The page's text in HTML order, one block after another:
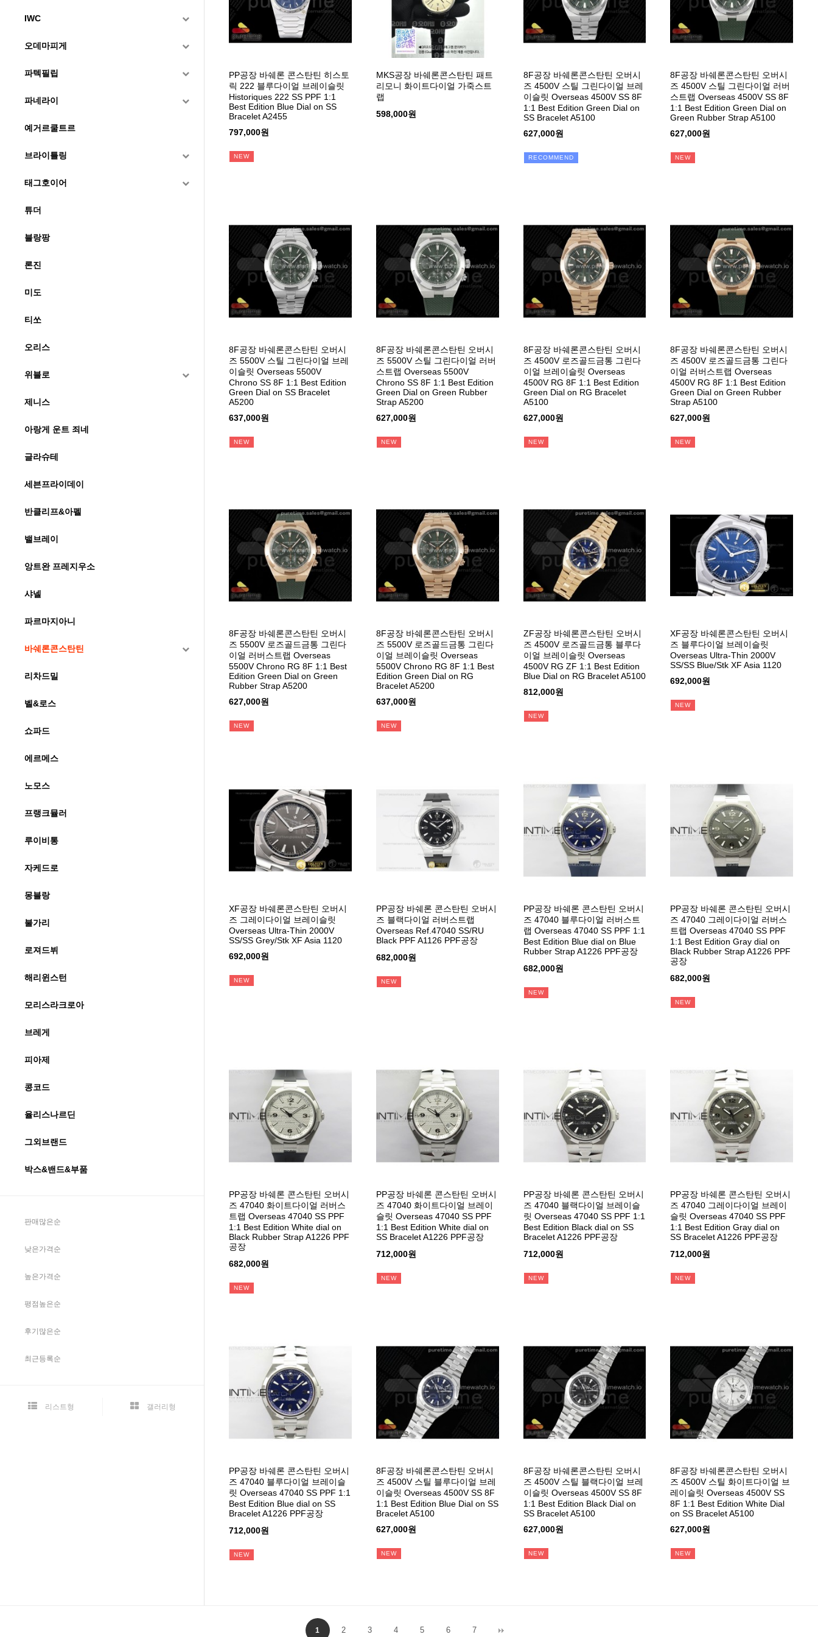
IWC
오데마피게
파텍필립
파네라이
예거르쿨트르
브라이틀링
태그호이어
튜더
블랑팡
론진
미도
티쏘
오리스
위블로
제니스
아랑게 운트 죄네
글라슈테
세븐프라이데이
반클리프&아펠
밸브레이
앙트완 프레지우소
샤넬
파르마지아니
바쉐론콘스탄틴
리차드밀
벨&로스
쇼파드
에르메스
노모스
프랭크뮬러
루이비통
자케드로
몽블랑
불가리
로져드뷔
해리윈스턴
모리스라크로아
브레게
피아제
콩코드
율리스나르딘
그외브랜드
박스&밴드&부품
판매많은순
낮은가격순
높은가격순
평점높은순
후기많은순
최근등록순
리스트형 갤러리형
PP공장 바쉐론 콘스탄틴 히스토
릭 222 블루다이얼 브레이슬릿
Historiques 222 SS PPF 1:1
Best Edition Blue Dial on SS
Bracelet A2455
797,000원
NEW
MKS공장 바쉐론콘스탄틴 패트
리모니 화이트다이얼 가죽스트
랩
598,000원
8F공장 바쉐론콘스탄틴 오버시
즈 4500V 스틸 그린다이얼 브레
이슬릿 Overseas 4500V SS 8F
1:1 Best Edition Green Dial on
SS Bracelet A5100
627,000원
RECOMMEND
8F공장 바쉐론콘스탄틴 오버시
즈 4500V 스틸 그린다이얼 러버
스트랩 Overseas 4500V SS 8F
1:1 Best Edition Green Dial on
Green Rubber Strap A5100
627,000원
NEW
8F공장 바쉐론콘스탄틴 오버시
즈 5500V 스틸 그린다이얼 브레
이슬릿 Overseas 5500V
Chrono SS 8F 1:1 Best Edition
Green Dial on SS Bracelet
A5200
637,000원
NEW
8F공장 바쉐론콘스탄틴 오버시
즈 5500V 스틸 그린다이얼 러버
스트랩 Overseas 5500V
Chrono SS 8F 1:1 Best Edition
Green Dial on Green Rubber
Strap A5200
627,000원
NEW
8F공장 바쉐론콘스탄틴 오버시
즈 4500V 로즈골드금통 그린다
이얼 브레이슬릿 Overseas
4500V RG 8F 1:1 Best Edition
Green Dial on RG Bracelet
A5100
627,000원
NEW
8F공장 바쉐론콘스탄틴 오버시
즈 4500V 로즈골드금통 그린다
이얼 러버스트랩 Overseas
4500V RG 8F 1:1 Best Edition
Green Dial on Green Rubber
Strap A5100
627,000원
NEW
8F공장 바쉐론콘스탄틴 오버시
즈 5500V 로즈골드금통 그린다
이얼 러버스트랩 Overseas
5500V Chrono RG 8F 1:1 Best
Edition Green Dial on Green
Rubber Strap A5200
627,000원
NEW
8F공장 바쉐론콘스탄틴 오버시
즈 5500V 로즈골드금통 그린다
이얼 브레이슬릿 Overseas
5500V Chrono RG 8F 1:1 Best
Edition Green Dial on RG
Bracelet A5200
637,000원
NEW
ZF공장 바쉐론콘스탄틴 오버시
즈 4500V 로즈골드금통 블루다
이얼 브레이슬릿 Overseas
4500V RG ZF 1:1 Best Edition
Blue Dial on RG Bracelet A5100
812,000원
NEW
XF공장 바쉐론콘스탄틴 오버시
즈 블루다이얼 브레이슬릿
Overseas Ultra-Thin 2000V
SS/SS Blue/Stk XF Asia 1120
692,000원
NEW
XF공장 바쉐론콘스탄틴 오버시
즈 그레이다이얼 브레이슬릿
Overseas Ultra-Thin 2000V
SS/SS Grey/Stk XF Asia 1120
692,000원
NEW
PP공장 바쉐론 콘스탄틴 오버시
즈 블랙다이얼 러버스트랩
Overseas Ref.47040 SS/RU
Black PPF A1126 PPF공장
682,000원
NEW
PP공장 바쉐론 콘스탄틴 오버시
즈 47040 블루다이얼 러버스트
랩 Overseas 47040 SS PPF 1:1
Best Edition Blue dial on Blue
Rubber Strap A1226 PPF공장
682,000원
NEW
PP공장 바쉐론 콘스탄틴 오버시
즈 47040 그레이다이얼 러버스
트랩 Overseas 47040 SS PPF
1:1 Best Edition Gray dial on
Black Rubber Strap A1226 PPF
공장
682,000원
NEW
PP공장 바쉐론 콘스탄틴 오버시
즈 47040 화이트다이얼 러버스
트랩 Overseas 47040 SS PPF
1:1 Best Edition White dial on
Black Rubber Strap A1226 PPF
공장
682,000원
NEW
PP공장 바쉐론 콘스탄틴 오버시
즈 47040 화이트다이얼 브레이
슬릿 Overseas 47040 SS PPF
1:1 Best Edition White dial on
SS Bracelet A1226 PPF공장
712,000원
NEW
PP공장 바쉐론 콘스탄틴 오버시
즈 47040 블랙다이얼 브레이슬
릿 Overseas 47040 SS PPF 1:1
Best Edition Black dial on SS
Bracelet A1226 PPF공장
712,000원
NEW
PP공장 바쉐론 콘스탄틴 오버시
즈 47040 그레이다이얼 브레이
슬릿 Overseas 47040 SS PPF
1:1 Best Edition Gray dial on
SS Bracelet A1226 PPF공장
712,000원
NEW
PP공장 바쉐론 콘스탄틴 오버시
즈 47040 블루다이얼 브레이슬
릿 Overseas 47040 SS PPF 1:1
Best Edition Blue dial on SS
Bracelet A1226 PPF공장
712,000원
NEW
8F공장 바쉐론콘스탄틴 오버시
즈 4500V 스틸 블루다이얼 브레
이슬릿 Overseas 4500V SS 8F
1:1 Best Edition Blue Dial on SS
Bracelet A5100
627,000원
NEW
8F공장 바쉐론콘스탄틴 오버시
즈 4500V 스틸 블랙다이얼 브레
이슬릿 Overseas 4500V SS 8F
1:1 Best Edition Black Dial on
SS Bracelet A5100
627,000원
NEW
8F공장 바쉐론콘스탄틴 오버시
즈 4500V 스틸 화이트다이얼 브
레이슬릿 Overseas 4500V SS
8F 1:1 Best Edition White Dial
on SS Bracelet A5100
627,000원
NEW
1 2 3 4 5 6 7